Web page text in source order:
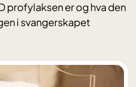
profylaksen er og hva den
i svangerskapet